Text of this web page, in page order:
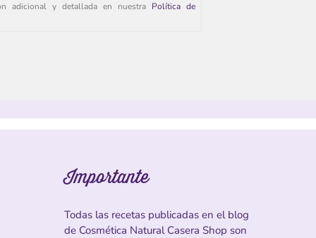
adicional y detallada en nuestra Política de
Importante
Todas las recetas publicadas en el blog
de Cosmética Natural Casera Shop son